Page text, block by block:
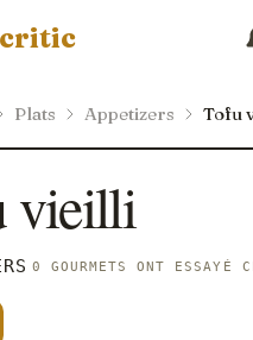
menu
critic
Plats Appetizers Tofu
vieilli
0 GOURMETS ONT ESSAYÉ